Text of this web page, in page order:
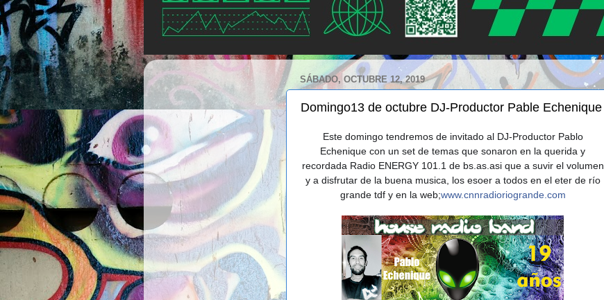
SÁBADO, OCTUBRE 12, 2019
Domingo13 de octubre DJ-Productor Pable Echenique
Este domingo tendremos de invitado al DJ-Productor Pablo
Echenique con un set de temas que sonaron en la querida y
recordada Radio ENERGY 101.1 de bs.as.asi que a suvir el volumen
y a disfrutar de la buena musica, los esoer a todos en el eter de río
grande tdf y en la web;www.cnnradioriogrande.com